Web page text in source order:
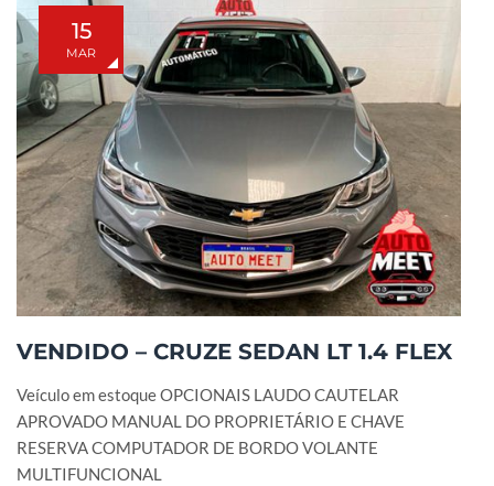
15
MAR
VENDIDO – CRUZE SEDAN LT 1.4 FLEX
Veículo em estoque OPCIONAIS LAUDO CAUTELAR
APROVADO MANUAL DO PROPRIETÁRIO E CHAVE
RESERVA COMPUTADOR DE BORDO VOLANTE
MULTIFUNCIONAL